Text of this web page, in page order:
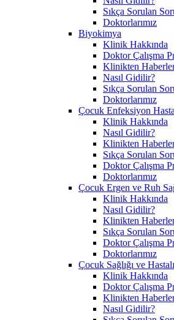
Sıkça Sorulan
Doktorlarımız
Biyokimya
Klinik Hakkında
Doktor Çalışma
Klinikten
Nasıl Gidilir?
Sıkça Sorulan
Doktorlarımız
Çocuk Enfeksiyon
Klinik Hakkında
Nasıl Gidilir?
Klinikten
Sıkça Sorulan
Doktor Çalışma
Doktorlarımız
Çocuk Ergen ve Ruh
Klinik Hakkında
Nasıl Gidilir?
Klinikten
Sıkça Sorulan
Doktor Çalışma
Doktorlarımız
Çocuk Sağlığı ve
Klinik Hakkında
Doktor Çalışma
Klinikten
Nasıl Gidilir?